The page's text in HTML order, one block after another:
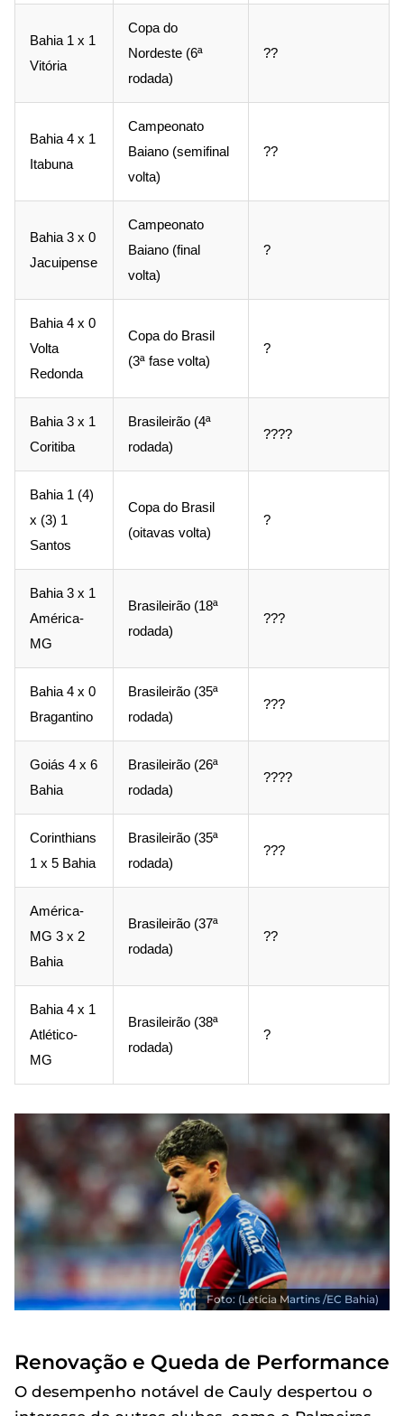
Bahia 1 x 1
Vitória
Copa do
Nordeste (6ª
rodada)
??
Bahia 4 x 1
Itabuna
Campeonato
Baiano (semifinal
volta)
??
Bahia 3 x 0
Jacuipense
Campeonato
Baiano (final
volta)
?
Bahia 4 x 0
Volta
Redonda
Copa do Brasil
(3ª fase volta)
?
Bahia 3 x 1
Coritiba
Brasileirão (4ª
rodada)
????
Bahia 1 (4)
x (3) 1
Santos
Copa do Brasil
(oitavas volta)
?
Bahia 3 x 1
América-
MG
Brasileirão (18ª
rodada)
???
Bahia 4 x 0
Bragantino
Brasileirão (35ª
rodada)
???
Goiás 4 x 6
Bahia
Brasileirão (26ª
rodada)
????
Corinthians
1 x 5 Bahia
Brasileirão (35ª
rodada)
???
América-
MG 3 x 2
Bahia
Brasileirão (37ª
rodada)
??
Bahia 4 x 1
Atlético-
MG
Brasileirão (38ª
rodada)
?
Foto: (Letícia Martins /EC Bahia)
Renovação e Queda de Performance
O desempenho notável de Cauly despertou o